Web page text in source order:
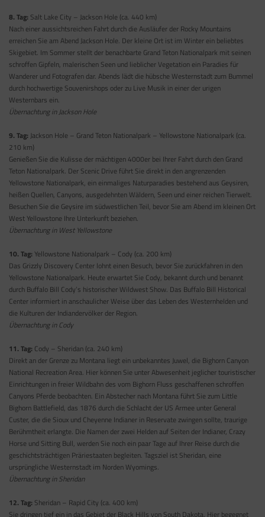
8. Tag: Salt Lake City – Jackson Hole (ca. 440 km)
Nach einer aussichtsreichen Fahrt durch die Ausläufer der Rocky Mountains
erreichen Sie am Abend Jackson Hole. Der kleine Ort ist im Winter ein beliebtes
Skigebiet. Im Sommer stellt der benachbarte Grand Teton Nationalpark mit seinen
schroffen Gipfeln, malerischen Seen und lieblicher Vegetation ein Paradies für
Wanderer und Fotografen dar. Abends lädt die hübsche Westernstadt zum Bummel
durch hochwertige Souvenirshops oder zu Live Musik in einer der urigen
Westernbars ein.
Übernachtung in Jackson Hole
9. Tag: Jackson Hole – Grand Teton Nationalpark – Yellowstone Nationalpark (ca.
210 km)
Genießen Sie die Kulisse der mächtigen 4000er bei Ihrer Fahrt durch den Grand
Teton Nationalpark. Der Scenic Drive führt Sie direkt in den angrenzenden
Yellowstone Nationalpark, ein einmaliges Naturparadies bestehend aus Geysiren,
heißen Quellen, Canyons, ausgedehnten Wäldern, Seen und einer reichen Tierwelt.
Besuchen Sie die Geysire im südwestlichen Teil, bevor Sie am Abend im kleinen Ort
West Yellowstone Ihre Unterkunft beziehen.
Übernachtung in West Yellowstone
10. Tag: Yellowstone Nationalpark – Cody (ca. 200 km)
Das Grizzly Discovery Center lohnt einen Besuch, bevor Sie zurückfahren in den
Yellowstone Nationalpark. Heute erwartet Sie Cody, bekannt durch und benannt
durch Buffalo Bill Cody’s historischer Wildwest Show. Das Buffalo Bill Historical
Center informiert in anschaulicher Weise über das Leben des Westernhelden und
die Kulturen der Indiandervölker der Region.
Übernachtung in Cody
11. Tag: Cody – Sheridan (ca. 240 km)
Direkt an der Grenze zu Montana liegt ein unbekanntes Juwel, die Bighorn Canyon
National Recreation Area. Hier können Sie unter Abwesenheit jeglicher touristischer
Einrichtungen in freier Wildbahn des vom Bighorn Fluss geschaffenen schroffen
Canyons Pferde beobachten. Ein Abstecher nach Montana führt Sie zum Little
Bighorn Battlefield, das 1876 durch die Schlacht der US Armee unter General
Custer, die die Sioux und Cheyenne Indianer in Reservate zwingen sollte, traurige
Berühmtheit erlangte. Die Namen der zwei Helden auf Seiten der Indianer, Crazy
Horse und Sitting Bull, werden Sie noch ein paar Tage auf Ihrer Reise durch die
geschichtsträchtigen Präriestaaten begleiten. Tagsziel ist Sheridan, eine
ursprüngliche Westernstadt im Norden Wyomings.
Übernachtung in Sheridan
12. Tag: Sheridan – Rapid City (ca. 400 km)
Sie dringen tief ein in das Gebiet der Black Hills von South Dakota. Hier begegnet